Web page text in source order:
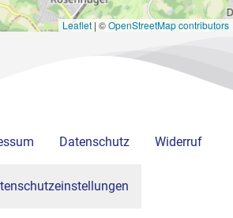
Leaflet | ©OpenStreetMap contributors
Datenschutz Widerruf